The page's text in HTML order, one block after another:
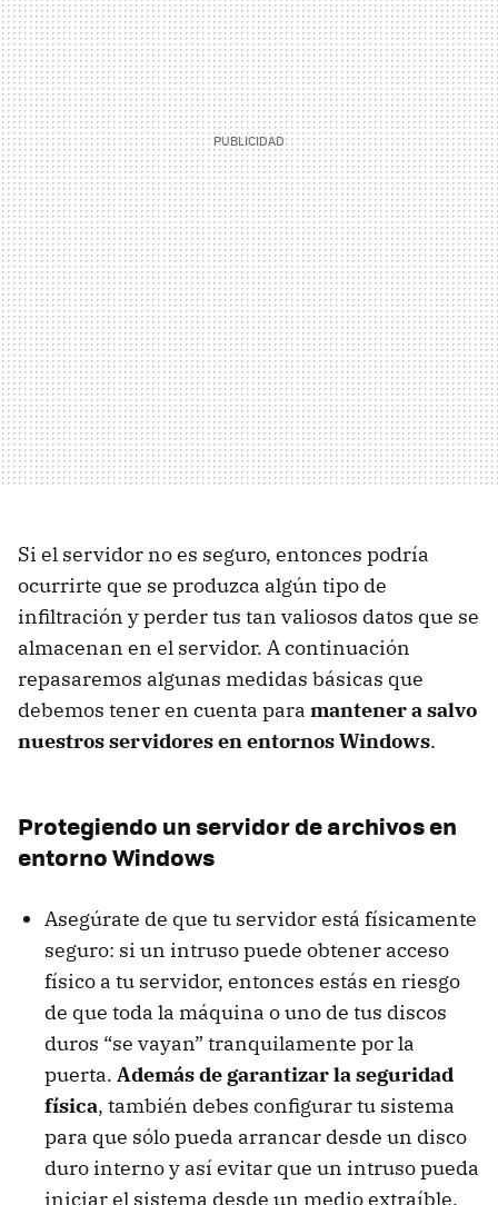
Si el servidor no es seguro, entonces podría
ocurrirte que se produzca algún tipo de
infiltración y perder tus tan valiosos datos que se
almacenan en el servidor. A continuación
repasaremos algunas medidas básicas que
debemos tener en cuenta para mantener a salvo
nuestros servidores en entornos Windows.
Protegiendo un servidor de archivos en
entorno Windows
Asegúrate de que tu servidor está físicamente
seguro: si un intruso puede obtener acceso
físico a tu servidor, entonces estás en riesgo
de que toda la máquina o uno de tus discos
duros “se vayan” tranquilamente por la
puerta. Además de garantizar la seguridad
física, también debes configurar tu sistema
para que sólo pueda arrancar desde un disco
duro interno y así evitar que un intruso pueda
iniciar el sistema desde un medio extraíble.